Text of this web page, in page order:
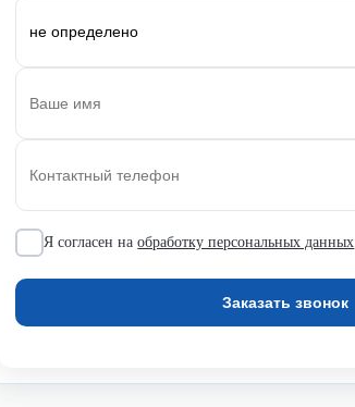
Я согласен наобработку персональных данных